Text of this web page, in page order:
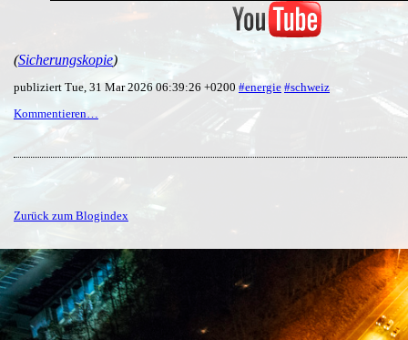
(Sicherungskopie)
publiziert Tue, 31 Mar 2026 06:39:26 +0200 #energie #schweiz
Kommentieren…
Zurück zum Blogindex